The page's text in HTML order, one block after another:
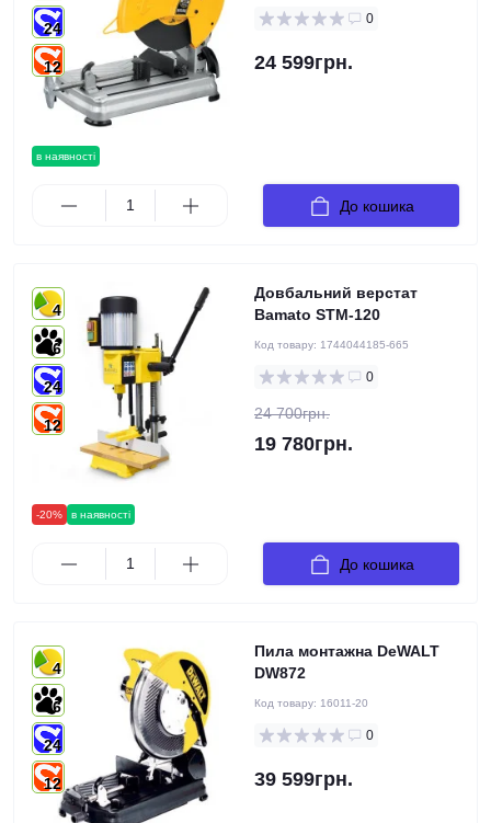
в наявності
24
12
0
24 599грн.
До кошика
-20% в наявності
4
6
24
12
Довбальний верстат
Bamato STM-120
Код товару: 1744044185-665
0
24 700грн.
19 780грн.
До кошика
4
6
24
12
Пила монтажна DeWALT
DW872
Код товару: 16011-20
0
39 599грн.